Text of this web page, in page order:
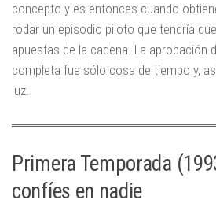
concepto y es entonces cuando
rodar un episodio piloto que tendría
apuestas de la cadena. La aprobación
completa fue sólo cosa de tiempo y,
luz.
Primera Temporada
confíes en nadie